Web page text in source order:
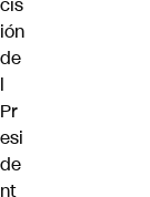
ión
de
l
Pr
esi
de
nt